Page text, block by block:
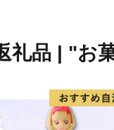
礼品 | "お